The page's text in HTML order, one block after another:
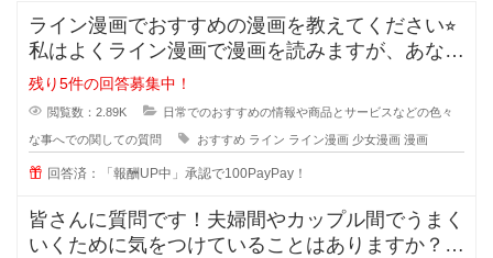
ライン漫画でおすすめの漫画を教えてください⭐︎
私はよくライン漫画で漫画を読みますが、あなた
のおすすめがあれ
残り5件の回答募集中！
閲覧数：2.89K 日常でのおすすめの情報や商品とサービスなどの色々
な事へでの関しての質問 おすすめ ライン ライン漫画 少女漫画 漫画
回答済：「報酬UP中」承認で100PayPay！
皆さんに質問です！夫婦間やカップル間でうまく
いくために気をつけていることはありますか？